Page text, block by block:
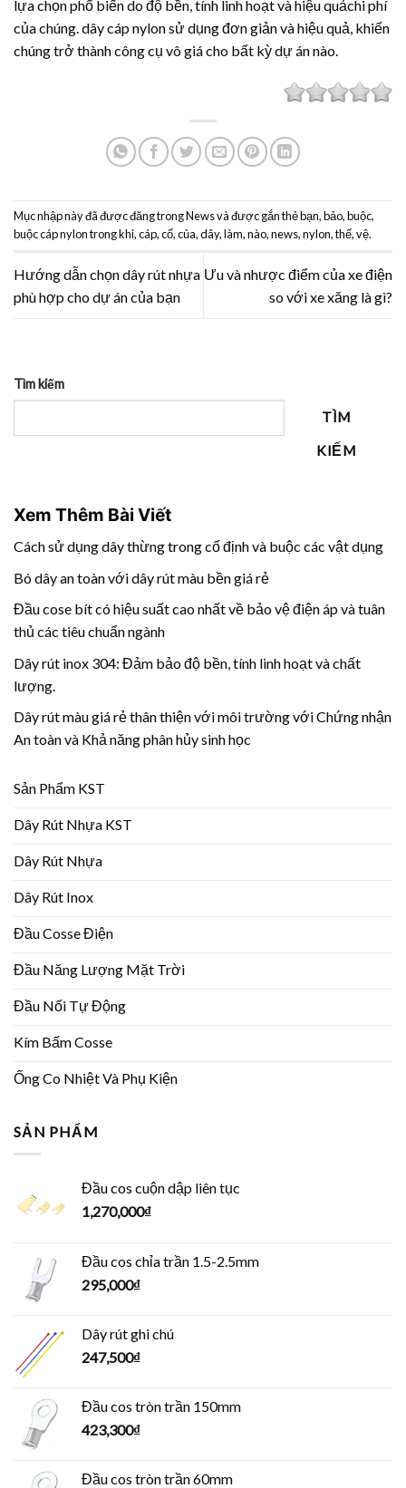
lựa chọn phổ biến do độ bền, tính linh hoạt và hiệu quảchi phí
của chúng. dây cáp nylon sử dụng đơn giản và hiệu quả, khiến
chúng trở thành công cụ vô giá cho bất kỳ dự án nào.
Mục nhập này đã được đăng trongNewsvà được gắn thẻbạn,bảo,buộc,
buộc cáp nylon trong khi,cáp,cố,của,dây,làm,nào,news,nylon,thế,vệ.
Hướng dẫn chọn dây rút nhựa
phù hợp cho dự án của bạn
Ưu và nhược điểm của xe điện
so với xe xăng là gì?
Tìm kiếm
TÌM
KIẾM
Xem Thêm Bài Viết
Cách sử dụng dây thừng trong cố định và buộc các vật dụng
Bó dây an toàn với dây rút màu bền giá rẻ
Đầu cose bít có hiệu suất cao nhất về bảo vệ điện áp và tuân
thủ các tiêu chuẩn ngành
Dây rút inox 304: Đảm bảo độ bền, tính linh hoạt và chất
lượng.
Dây rút màu giá rẻ thân thiện với môi trường với Chứng nhận
An toàn và Khả năng phân hủy sinh học
Sản Phẩm KST
Dây Rút Nhựa KST
Dây Rút Nhựa
Dây Rút Inox
Đầu Cosse Điện
Đầu Năng Lượng Mặt Trời
Đầu Nối Tự Động
Kím Bấm Cosse
Ống Co Nhiệt Và Phụ Kiện
SẢN PHẨM
Đầu cos cuộn dập liên tục
1,270,000₫
Đầu cos chỉa trần 1.5-2.5mm
295,000₫
Dây rút ghi chú
247,500₫
Đầu cos tròn trần 150mm
423,300₫
Đầu cos tròn trần 60mm